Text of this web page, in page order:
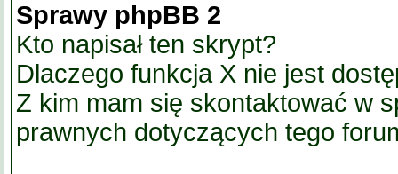
Sprawy phpBB 2
Kto napisał ten skrypt?
Dlaczego funkcja X nie jest
Z kim mam się skontaktować w
prawnych dotyczących tego